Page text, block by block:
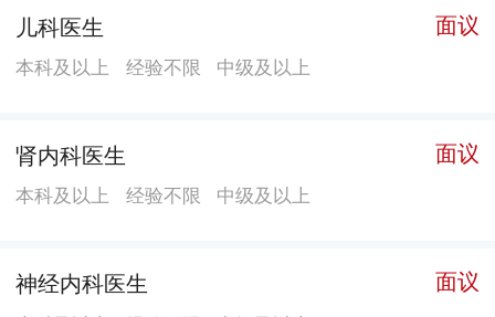
儿科医生 面议
本科及以上 经验不限 中级及以上
肾内科医生 面议
本科及以上 经验不限 中级及以上
神经内科医生 面议